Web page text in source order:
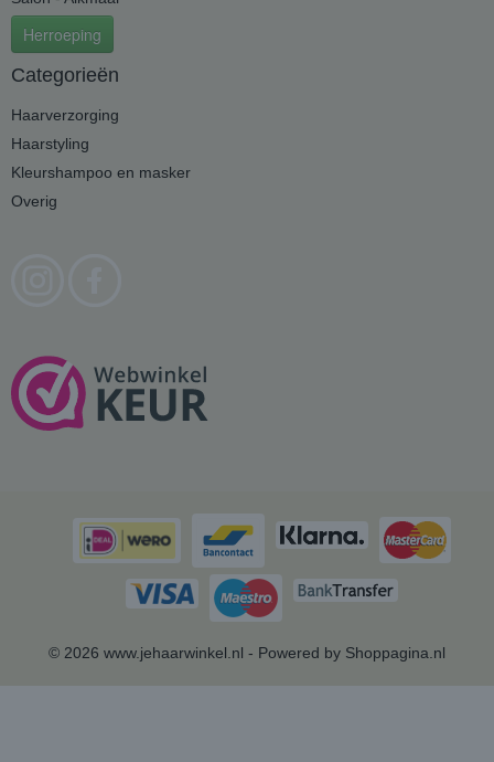
Herroeping
Categorieën
Haarverzorging
Haarstyling
Kleurshampoo en masker
Overig
© 2026 www.jehaarwinkel.nl - Powered by Shoppagina.nl